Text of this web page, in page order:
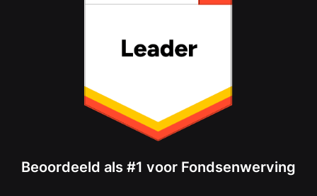
Beoordeeld als #1 voor Fondsenwerving